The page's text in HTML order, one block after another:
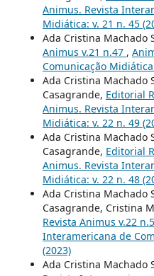
Animus. Revista
Midiática: v. 21 n. 45
Ada Cristina Machado
Animus v.21 n.47 ,
Comunicação
Ada Cristina Machado
Casagrande, Editorial
Animus. Revista
Midiática: v. 22 n. 49
Ada Cristina Machado
Casagrande, Editorial
Animus. Revista
Midiática: v. 22 n. 48
Ada Cristina Machado
Casagrande, Cristina
Revista Animus v.22
Interamericana de
(2023)
Ada Cristina Machado